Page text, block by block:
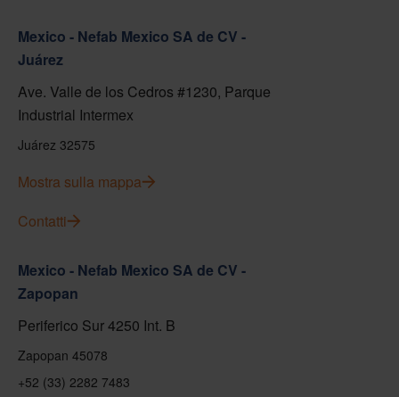
Mexico - Nefab Mexico SA de CV -
Juárez
Ave. Valle de los Cedros #1230, Parque
Industrial Intermex
Juárez 32575
Mostra sulla mappa
Contatti
Mexico - Nefab Mexico SA de CV -
Zapopan
Periferico Sur 4250 Int. B
Zapopan 45078
+52 (33) 2282 7483